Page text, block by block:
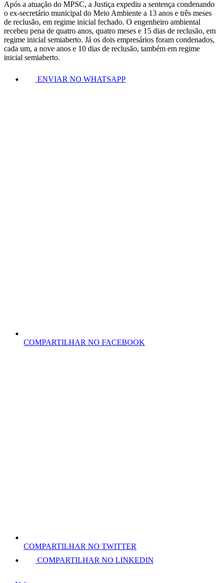
Após a atuação do MPSC, a Justiça expediu a sentença condenando
o ex-secretário municipal do Meio Ambiente a 13 anos e três meses
de reclusão, em regime inicial fechado. O engenheiro ambiental
recebeu pena de quatro anos, quatro meses e 15 dias de reclusão, em
regime inicial semiaberto. Já os dois empresários foram condenados,
cada um, a nove anos e 10 dias de reclusão, também em regime
inicial semiaberto.
ENVIAR NO WHATSAPP
COMPARTILHAR NO FACEBOOK
COMPARTILHAR NO TWITTER
COMPARTILHAR NO LINKEDIN